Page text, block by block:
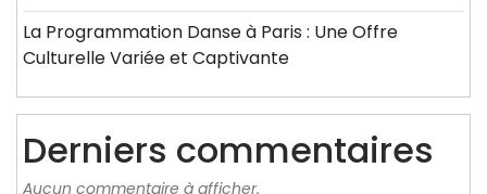
La Programmation Danse à Paris : Une Offre
Culturelle Variée et Captivante
Derniers commentaires
Aucun commentaire à afficher.